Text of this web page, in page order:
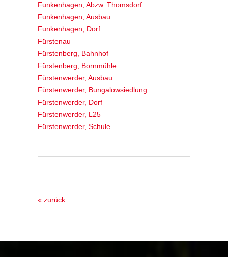
Funkenhagen, Abzw. Thomsdorf
Funkenhagen, Ausbau
Funkenhagen, Dorf
Fürstenau
Fürstenberg, Bahnhof
Fürstenberg, Bornmühle
Fürstenwerder, Ausbau
Fürstenwerder, Bungalowsiedlung
Fürstenwerder, Dorf
Fürstenwerder, L25
Fürstenwerder, Schule
« zurück